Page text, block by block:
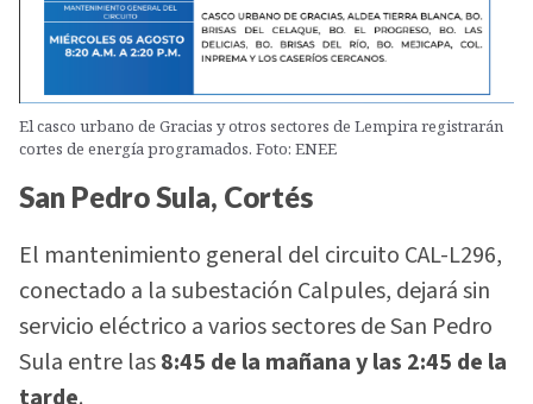
El casco urbano de Gracias y otros sectores de Lempira registrarán
cortes de energía programados. Foto: ENEE
San Pedro Sula, Cortés
El mantenimiento general del circuito CAL-L296,
conectado a la subestación Calpules, dejará sin
servicio eléctrico a varios sectores de San Pedro
Sula entre las8:45 de la mañana y las 2:45 de la